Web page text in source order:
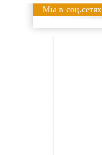
Мы в соц.сетях